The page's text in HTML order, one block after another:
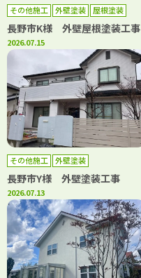
その他施工 外壁塗装 屋根塗装
長野市K様 外壁屋根塗装工事
2026.07.15
その他施工 外壁塗装
長野市Y様 外壁塗装工事
2026.07.13